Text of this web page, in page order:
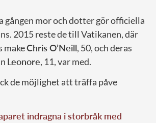
gången mor och dotter gör officiella
2015 reste de till Vatikanen, där
makeChris O’Neill, 50, och deras
Leonore, 11, var med.
de möjlighet att träffa påve
indragna i storbråk med